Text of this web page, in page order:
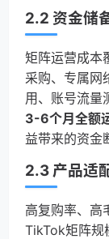
2.2 资金储
矩阵运营成本
采购、专属网
用、账号流量
3-6个月全额
益带来的资金
2.3 产品适
高复购率、高
TikTok矩阵规